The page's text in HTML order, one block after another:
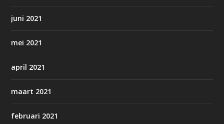
juni 2021
mei 2021
april 2021
maart 2021
februari 2021